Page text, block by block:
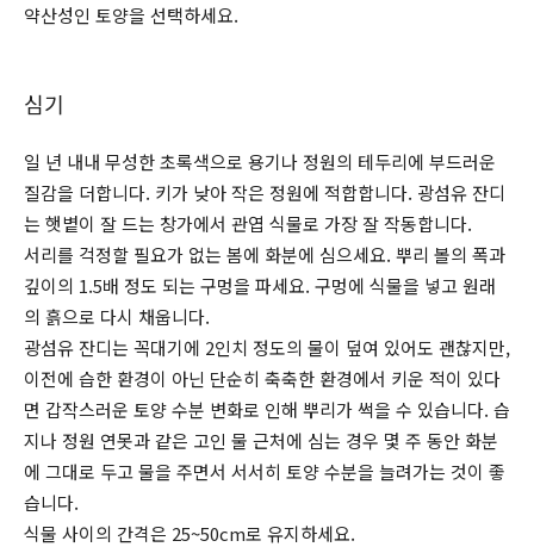
약산성인 토양을 선택하세요.
심기
일 년 내내 무성한 초록색으로 용기나 정원의 테두리에 부드러운
질감을 더합니다. 키가 낮아 작은 정원에 적합합니다. 광섬유 잔디
는 햇볕이 잘 드는 창가에서 관엽 식물로 가장 잘 작동합니다.
서리를 걱정할 필요가 없는 봄에 화분에 심으세요. 뿌리 볼의 폭과
깊이의 1.5배 정도 되는 구멍을 파세요. 구멍에 식물을 넣고 원래
의 흙으로 다시 채웁니다.
광섬유 잔디는 꼭대기에 2인치 정도의 물이 덮여 있어도 괜찮지만,
이전에 습한 환경이 아닌 단순히 축축한 환경에서 키운 적이 있다
면 갑작스러운 토양 수분 변화로 인해 뿌리가 썩을 수 있습니다. 습
지나 정원 연못과 같은 고인 물 근처에 심는 경우 몇 주 동안 화분
에 그대로 두고 물을 주면서 서서히 토양 수분을 늘려가는 것이 좋
습니다.
식물 사이의 간격은 25~50cm로 유지하세요.